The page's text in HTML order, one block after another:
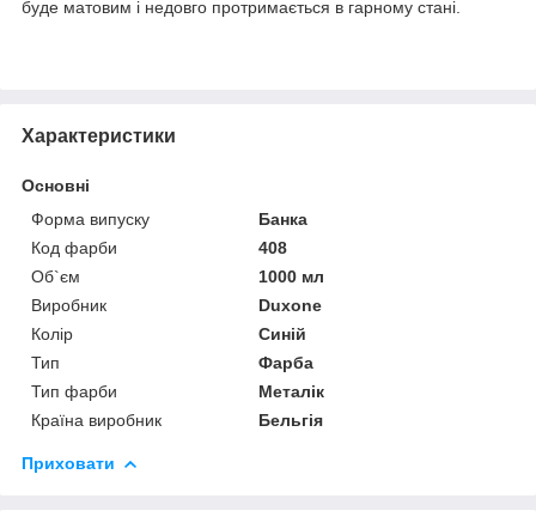
буде матовим і недовго протримається в гарному стані.
Характеристики
Основні
Форма випуску
Банка
Код фарби
408
Об`єм
1000 мл
Виробник
Duxone
Колір
Синій
Тип
Фарба
Тип фарби
Металік
Країна виробник
Бельгія
Приховати